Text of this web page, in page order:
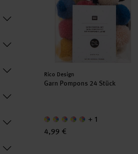
Hersteller:
Rico Design
Garn Pompons 24 Stück
+ 1
4,99 €